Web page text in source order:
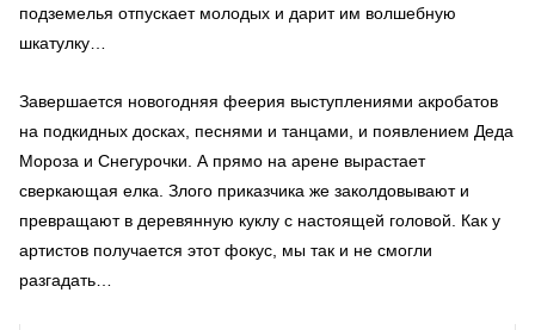
подземелья отпускает молодых и дарит им волшебную
шкатулку…
Завершается новогодняя феерия выступлениями акробатов
на подкидных досках, песнями и танцами, и появлением Деда
Мороза и Снегурочки. А прямо на арене вырастает
сверкающая елка. Злого приказчика же заколдовывают и
превращают в деревянную куклу с настоящей головой. Как у
артистов получается этот фокус, мы так и не смогли
разгадать…